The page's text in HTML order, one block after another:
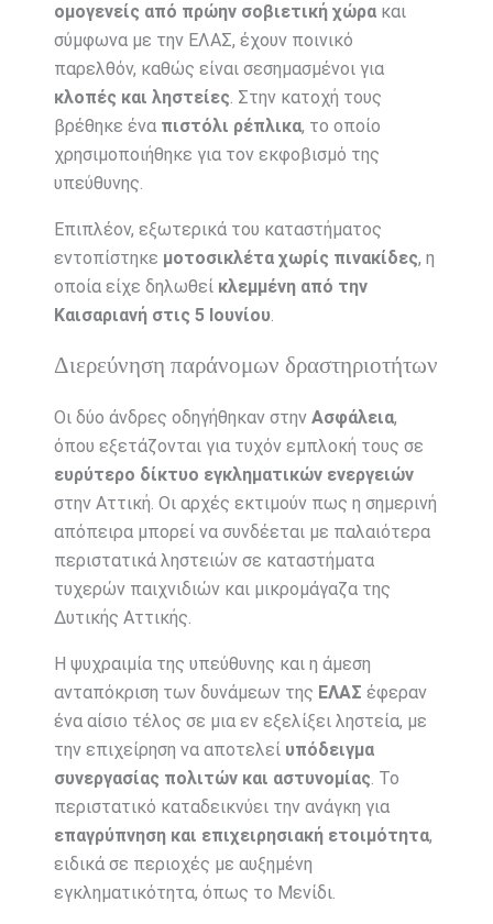
ομογενείς από πρώην σοβιετική χώρακαι
σύμφωνα με την ΕΛΑΣ, έχουν ποινικό
παρελθόν, καθώς είναι σεσημασμένοι για
κλοπές και ληστείες. Στην κατοχή τους
βρέθηκε ένα πιστόλι ρέπλικα, το οποίο
χρησιμοποιήθηκε για τον εκφοβισμό της
υπεύθυνης.
Επιπλέον, εξωτερικά του καταστήματος
εντοπίστηκε μοτοσικλέτα χωρίς πινακίδες, η
οποία είχε δηλωθεί κλεμμένη από την
Καισαριανή στις 5 Ιουνίου.
Διερεύνηση παράνομων δραστηριοτήτων
Οι δύο άνδρες οδηγήθηκαν στην Ασφάλεια,
όπου εξετάζονται για τυχόν εμπλοκή τους σε
ευρύτερο δίκτυο εγκληματικών ενεργειών
στην Αττική. Οι αρχές εκτιμούν πως η σημερινή
απόπειρα μπορεί να συνδέεται με παλαιότερα
περιστατικά ληστειών σε καταστήματα
τυχερών παιχνιδιών και μικρομάγαζα της
Δυτικής Αττικής.
Η ψυχραιμία της υπεύθυνης και η άμεση
ανταπόκριση των δυνάμεων της ΕΛΑΣ έφεραν
ένα αίσιο τέλος σε μια εν εξελίξει ληστεία, με
την επιχείρηση να αποτελεί υπόδειγμα
συνεργασίας πολιτών και αστυνομίας. Το
περιστατικό καταδεικνύει την ανάγκη για
επαγρύπνηση και επιχειρησιακή ετοιμότητα,
ειδικά σε περιοχές με αυξημένη
εγκληματικότητα, όπως το Μενίδι.